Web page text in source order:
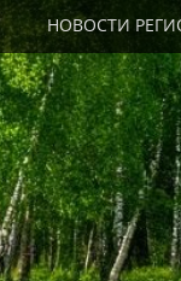
НОВОСТИ